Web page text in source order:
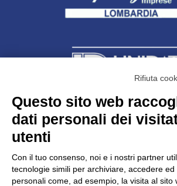
Unidata s.r.lcon unico
Largo dell’Artigianato, 1 -
C.F. 00481790145 - N.REA
PEC:
Rifiuta
Questo sito web
dati personali dei
utenti
Con il tuo consenso, noi e i nostri partner
tecnologie simili per archiviare, accedere
personali come, ad esempio, la visita al sito